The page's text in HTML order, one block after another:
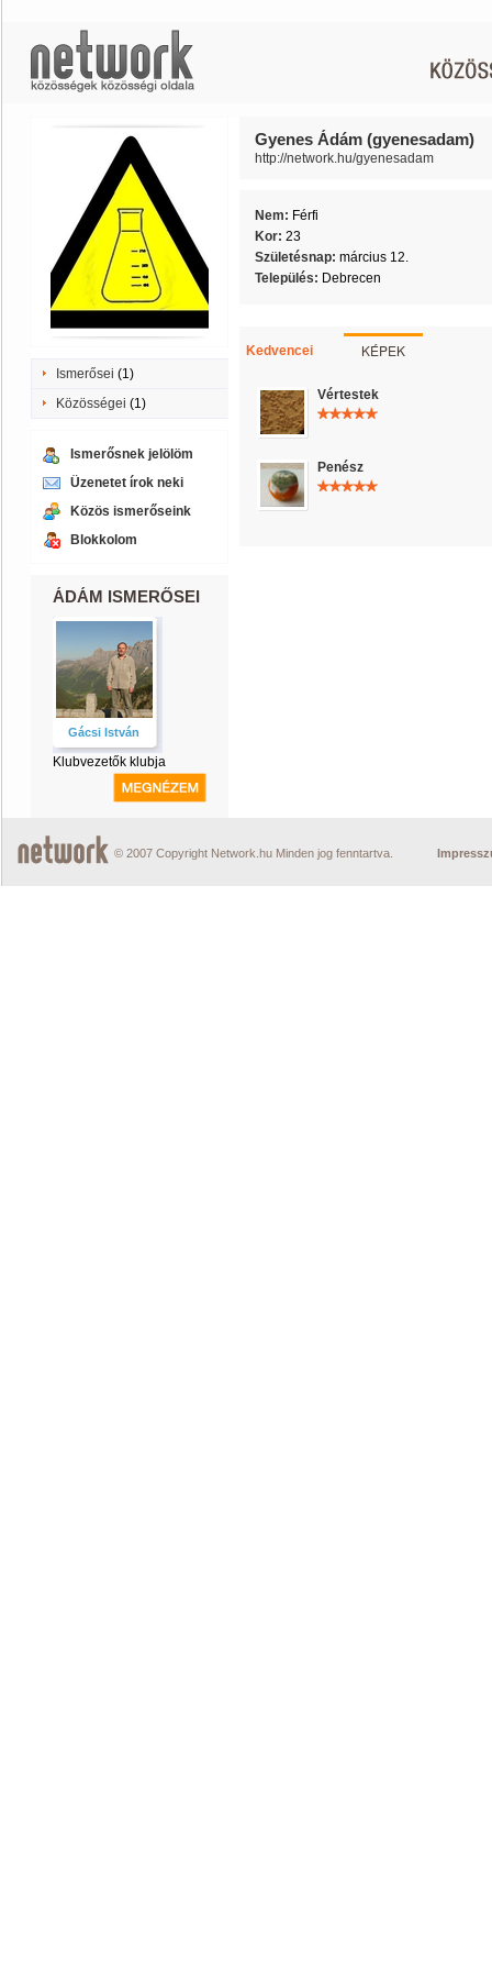
Ismerősei (1)
Közösségei (1)
Ismerősnek jelölöm
Üzenetet írok neki
Közös ismerőseink
Blokkolom
ÁDÁM ISMERŐSEI
Gácsi István
Klubvezetők klubja
Gyenes Ádám (gyenesadam)
http://network.hu/gyenesadam
Nem: Férfi
Kor: 23
Születésnap: március 12.
Település: Debrecen
Kedvencei KÉPEK
Vértestek
Penész
© 2007 Copyright Network.hu Minden jog fenntartva.